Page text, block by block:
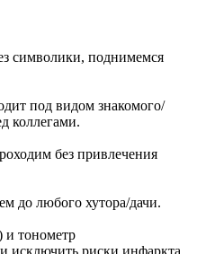
символики, поднимемся
под видом знакомого/
коллегами.
без привлечения
до любого хутора/дачи.
тонометр